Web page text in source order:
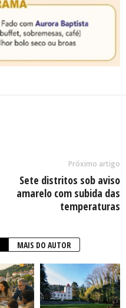
Próximo artigo
Sete distritos sob aviso
amarelo com subida das
temperaturas
MAIS DO AUTOR